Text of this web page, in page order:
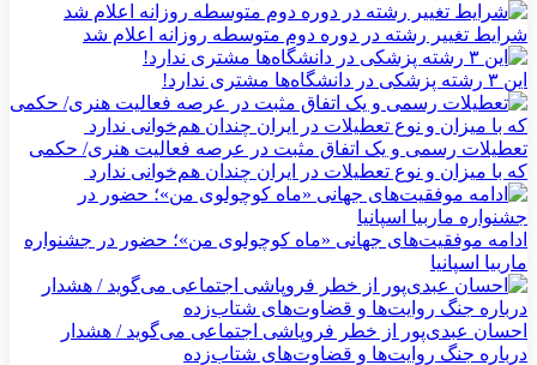
شرایط تغییر رشته در دوره دوم متوسطه روزانه اعلام شد
این ۳ رشته پزشکی در دانشگاه‌ها مشتری ندارد!
تعطیلات رسمی و یک اتفاق مثبت در عرصه فعالیت هنری/ حکمی
که با میزان و نوع تعطیلات در ایران چندان هم‌خوانی ندارد
ادامه موفقیت‌های جهانی «ماه کوچولوی من»؛ حضور در جشنواره
ماربیا اسپانیا
احسان عبدی‌پور از خطر فروپاشی اجتماعی می‌گوید / هشدار
درباره جنگ روایت‌ها و قضاوت‌های شتاب‌زده